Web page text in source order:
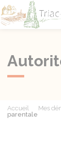
Accueil Mes
parentale